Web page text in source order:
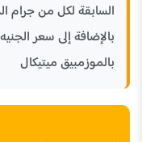
بالإضافة إلى سعر
بالموزمبيق ميتيكال